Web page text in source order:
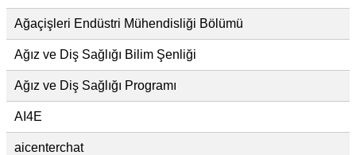
Ağaçişleri Endüstri Mühendisliği Bölümü
Ağız ve Diş Sağlığı Bilim Şenliği
Ağız ve Diş Sağlığı Programı
AI4E
aicenterchat